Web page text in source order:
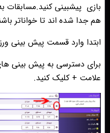
بازی پیشبینی کنید.مسابقات
هم جدا شده اند تا خواناتر
ابتدا وارد قسمت پیش بینی
برای دسترسی به پیش بینی
علامت + کلیک کنید.